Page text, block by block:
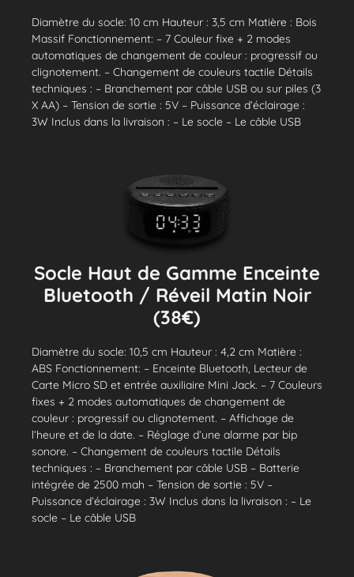
Diamètre du socle: 10 cm Hauteur : 3,5 cm Matière : Bois
Massif Fonctionnement: – 7 Couleur fixe + 2 modes
automatiques de changement de couleur : progressif ou
clignotement. – Changement de couleurs tactile Détails
techniques : – Branchement par câble USB ou sur piles (3
X AA) – Tension de sortie : 5V – Puissance d’éclairage :
3W Inclus dans la livraison : – Le socle – Le câble USB
Socle Haut de Gamme Enceinte
Bluetooth / Réveil Matin Noir
(38€)
Diamètre du socle: 10,5 cm Hauteur : 4,2 cm Matière :
ABS Fonctionnement: – Enceinte Bluetooth, Lecteur de
Carte Micro SD et entrée auxiliaire Mini Jack. – 7 Couleurs
fixes + 2 modes automatiques de changement de
couleur : progressif ou clignotement. – Affichage de
l’heure et de la date. – Réglage d’une alarme par bip
sonore. – Changement de couleurs tactile Détails
techniques : – Branchement par câble USB – Batterie
intégrée de 2500 mah – Tension de sortie : 5V –
Puissance d’éclairage : 3W Inclus dans la livraison : – Le
socle – Le câble USB